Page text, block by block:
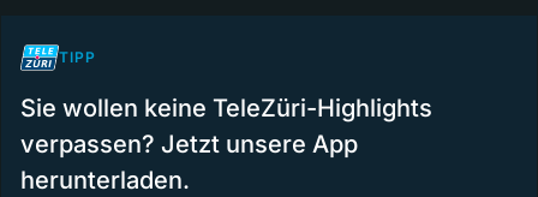
TIPP
Sie wollen keine TeleZüri-Highlights
verpassen? Jetzt unsere App
herunterladen.